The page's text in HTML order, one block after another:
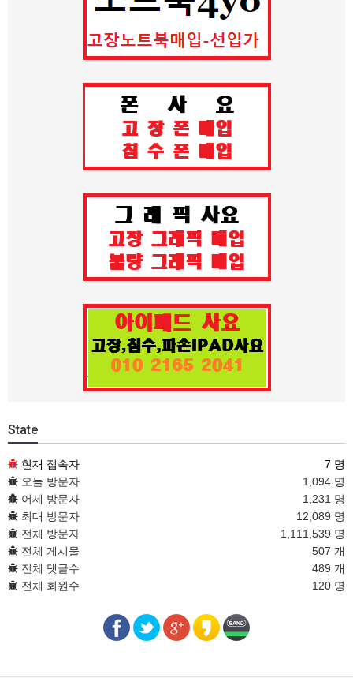
State
현재 접속자
7 명
오늘 방문자
1,094 명
어제 방문자
1,231 명
최대 방문자
12,089 명
전체 방문자
1,111,539 명
전체 게시물
507 개
전체 댓글수
489 개
전체 회원수
120 명